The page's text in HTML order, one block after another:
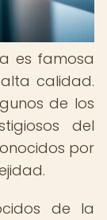
es famosa
calidad.
de los
del
por
de la